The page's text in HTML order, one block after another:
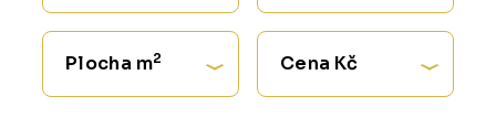
Plocha m2 Cena Kč